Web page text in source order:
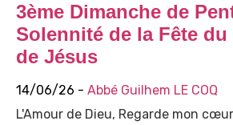
3ème Dimanche de
Solennité de la Fête
de Jésus
14/06/26 - Abbé Guilhem LE COQ
L'Amour de Dieu, Regarde mon